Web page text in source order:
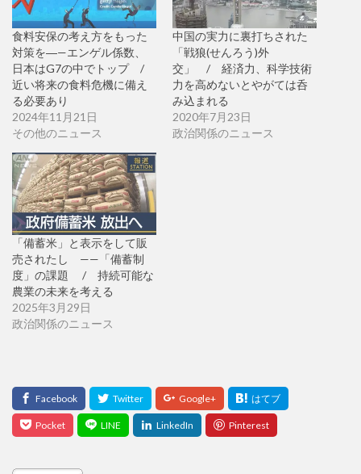
食料安保の考え方をもった
対策を―—エンゲル係数、
日本はG7の中でトップ /
近い将来の食料危機に備え
る必要あり
2024年11月21日
その他のニュース
中国の実力に裏打ちされた
「戦狼(せんろう)外
交」 / 経済力、科学技術
力を高めないとやがては呑
み込まれる
2020年7月23日
政治関係のニュース
「備蓄米」と表示をして販
売されたし ——「備蓄制
度」の課題 / 持続可能な
農業の未来を考える
2025年3月29日
政治関係のニュース